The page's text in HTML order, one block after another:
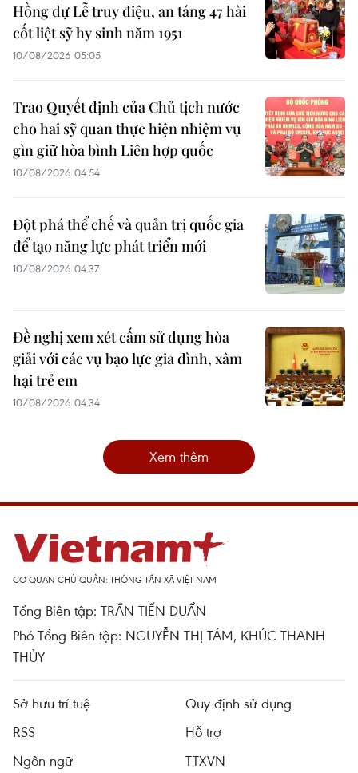
Hồng dự Lễ truy điệu, an táng 47 hài
cốt liệt sỹ hy sinh năm 1951
10/08/2026 05:05
Trao Quyết định của Chủ tịch nước
cho hai sỹ quan thực hiện nhiệm vụ
gìn giữ hòa bình Liên hợp quốc
10/08/2026 04:54
Đột phá thể chế và quản trị quốc gia
để tạo năng lực phát triển mới
10/08/2026 04:37
Đề nghị xem xét cấm sử dụng hòa
giải với các vụ bạo lực gia đình, xâm
hại trẻ em
10/08/2026 04:34
Xem thêm
CƠ QUAN CHỦ QUẢN: THÔNG TẤN XÃ VIỆT NAM
Tổng Biên tập: TRẦN TIẾN DUẨN
Phó Tổng Biên tập: NGUYỄN THỊ TÁM, KHÚC THANH
THỦY
Sở hữu trí tuệ
Quy định sử dụng
RSS
Hỗ trợ
Ngôn ngữ
TTXVN